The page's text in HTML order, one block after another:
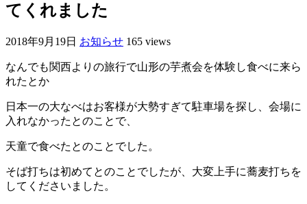
てくれました
2018年9月19日 お知らせ 165 views
なんでも関西よりの旅行で山形の芋煮会を体験し食べに来ら
れたとか
日本一の大なべはお客様が大勢すぎて駐車場を探し、会場に
入れなかったとのことで、
天童で食べたとのことでした。
そば打ちは初めてとのことでしたが、大変上手に蕎麦打ちを
してくださいました。